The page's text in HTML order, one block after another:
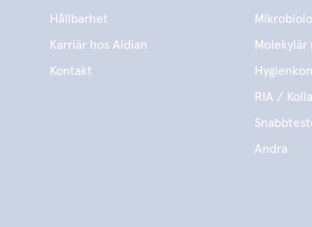
Hållbarhet
Karriär hos Aidian
Kontakt
RIA /
Andra